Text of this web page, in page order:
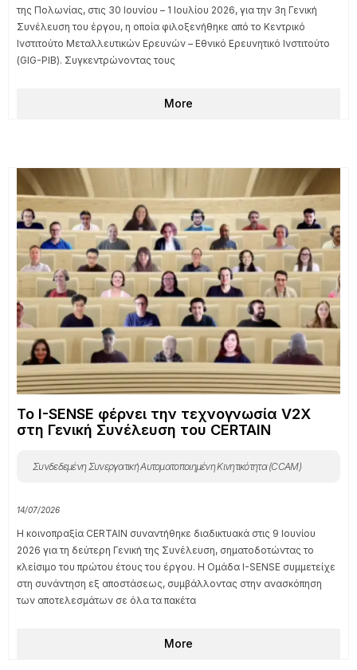
της Πολωνίας, στις 30 Ιουνίου – 1 Ιουλίου 2026, για την 3η Γενική
Συνέλευση του έργου, η οποία φιλοξενήθηκε από το Κεντρικό
Ινστιτούτο Μεταλλευτικών Ερευνών – Εθνικό Ερευνητικό Ινστιτούτο
(GIG-PIB). Συγκεντρώνοντας τους
More
Το I-SENSE φέρνει την τεχνογνωσία V2X
στη Γενική Συνέλευση του CERTAIN
Συνδεδεμένη Συνεργατική Αυτοματοποιημένη Κινητικότητα (CCAM)
14/07/2026
Η κοινοπραξία CERTAIN συναντήθηκε διαδικτυακά στις 9 Ιουνίου
2026 για τη δεύτερη Γενική της Συνέλευση, σηματοδοτώντας το
κλείσιμο του πρώτου έτους του έργου. Η Ομάδα I-SENSE συμμετείχε
στη συνάντηση εξ αποστάσεως, συμβάλλοντας στην ανασκόπηση
των αποτελεσμάτων σε όλα τα πακέτα
More